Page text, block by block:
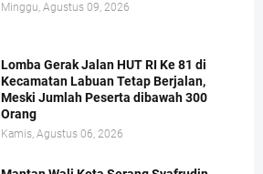
Minggu, Agustus 09, 2026
Lomba Gerak Jalan HUT RI Ke 81 di
Kecamatan Labuan Tetap Berjalan,
Meski Jumlah Peserta dibawah 300
Orang
Kamis, Agustus 06, 2026